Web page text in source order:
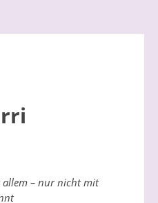
allem – nur nicht mit